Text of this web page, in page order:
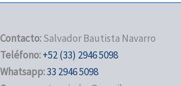
Contacto:Salvador Bautista Navarro
Teléfono:+52 (33) 2946 5098
Whatsapp:33 2946 5098